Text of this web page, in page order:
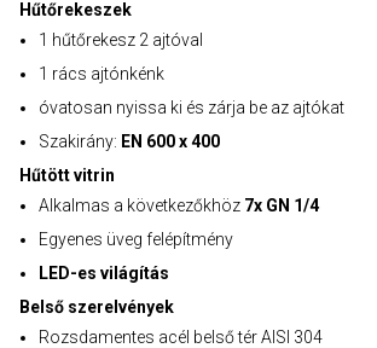
Hűtőrekeszek
1 hűtőrekesz 2 ajtóval
1 rács ajtónkénk
óvatosan nyissa ki és zárja be az ajtókat
Szakirány: EN 600 x 400
Hűtött vitrin
Alkalmas a következőkhöz 7x GN 1/4
Egyenes üveg felépítmény
LED-es világítás
Belső szerelvények
Rozsdamentes acél belső tér AISI 304